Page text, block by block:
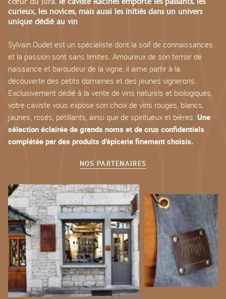
curieux, les novices, mais aussi les initiés dans un univers
unique dédié au vin
Sylvain Oudet est un spécialiste dont la soif de connaissances
et la passion sont sans limites. Amoureux de son terroir de
naissance et baroudeur de la vigne, il aime partir à la
découverte des petits domaines et des jeunes vignerons.
Exclusivement dédié à la vente de vins naturels et biologiques,
votre caviste vous expose son choix de vins rouges, blancs,
jaunes, rosés, pétillants, ainsi que de spiritueux et bières. Une
sélection éclairée de grands noms et de crus confidentiels
complétée par des produits d’épicerie finement choisis.
NOS PARTENAIRES